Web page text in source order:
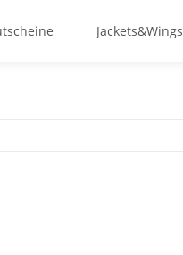
Jackets&Wings